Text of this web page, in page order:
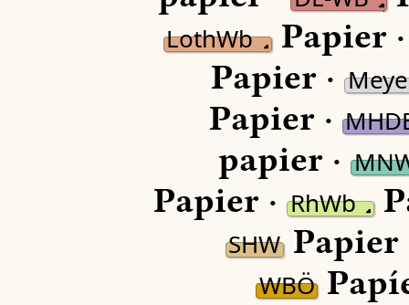
LothWb Papier
Papier ·
Papier ·
papier ·
Papier · RhWb
SHWPapier
WBÖ